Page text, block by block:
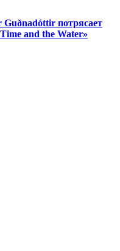
потрясает
and the Water»